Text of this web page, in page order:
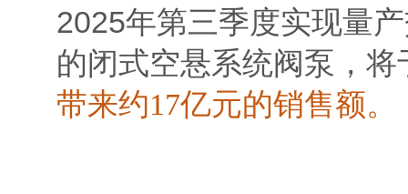
2025年第三季度实现量
的闭式空悬系统阀泵，
带来约17亿元的销售额。